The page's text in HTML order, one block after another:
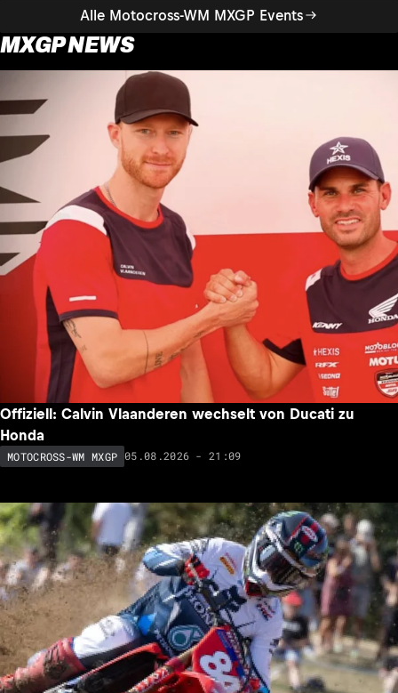
Alle Motocross-WM MXGP Events
MXGP NEWS
Offiziell: Calvin Vlaanderen wechselt von Ducati zu
Honda
MOTOCROSS-WM MXGP 05.08.2026 - 21:09